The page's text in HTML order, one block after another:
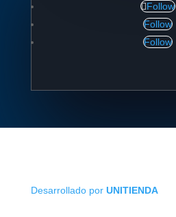
Follow
Follow
Follow
Desarrollado por UNITIENDA